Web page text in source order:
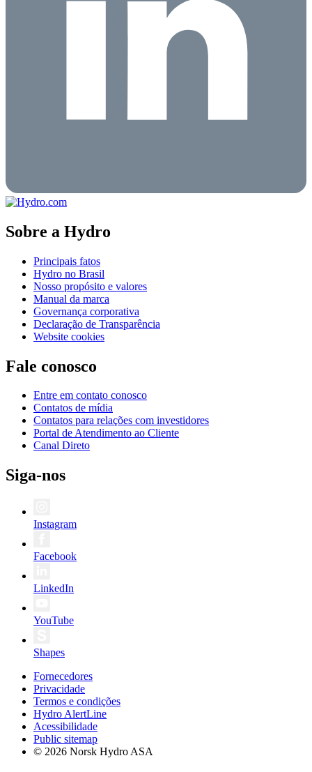
Sobre a Hydro
Principais fatos
Hydro no Brasil
Nosso propósito e valores
Manual da marca
Governança corporativa
Declaração de Transparência
Website cookies
Fale conosco
Entre em contato conosco
Contatos de mídia
Contatos para relações com investidores
Portal de Atendimento ao Cliente
Canal Direto
Siga-nos
Instagram
Facebook
LinkedIn
YouTube
Shapes
Fornecedores
Privacidade
Termos e condições
Hydro AlertLine
Acessibilidade
Public sitemap
© 2026 Norsk Hydro ASA